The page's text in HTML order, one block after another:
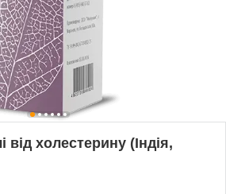
холестерину (Індія,